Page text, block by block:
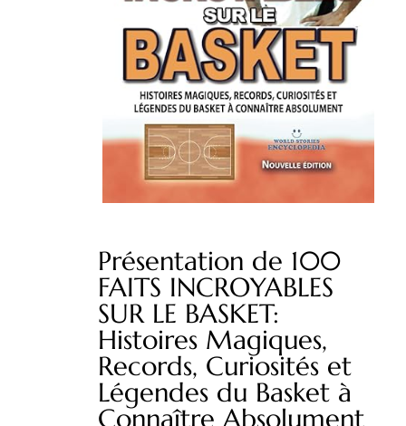
Présentation de 100
FAITS INCROYABLES
SUR LE BASKET:
Histoires Magiques,
Records, Curiosités et
Légendes du Basket à
Connaître Absolument